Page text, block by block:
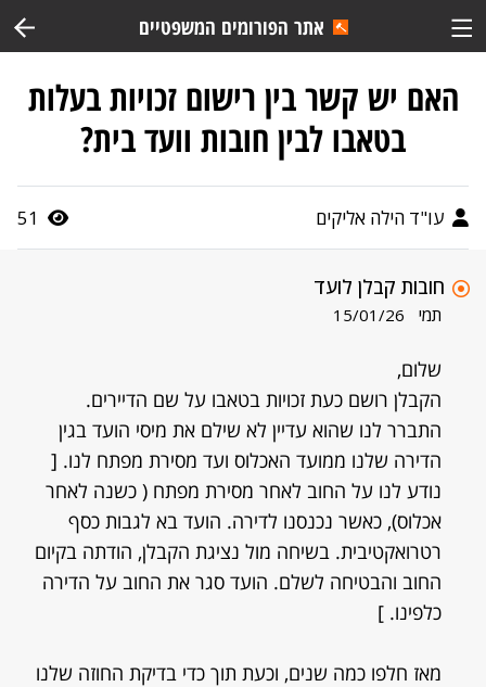
אתר הפורומים המשפטיים
האם יש קשר בין רישום זכויות בעלות
בטאבו לבין חובות וועד בית?
עו"ד הילה אליקים 51
חובות קבלן לועד
תמי 15/01/26
שלום,
הקבלן רושם כעת זכויות בטאבו על שם הדיירים.
התברר לנו שהוא עדיין לא שילם את מיסי הועד בגין
הדירה שלנו ממועד האכלוס ועד מסירת מפתח לנו. [
נודע לנו על החוב לאחר מסירת מפתח ( כשנה לאחר
אכלוס), כאשר נכנסנו לדירה. הועד בא לגבות כסף
רטרואקטיבית. בשיחה מול נציגת הקבלן, הודתה בקיום
החוב והבטיחה לשלם. הועד סגר את החוב על הדירה
כלפינו. ]
מאז חלפו כמה שנים, וכעת תוך כדי בדיקת החוזה שלנו